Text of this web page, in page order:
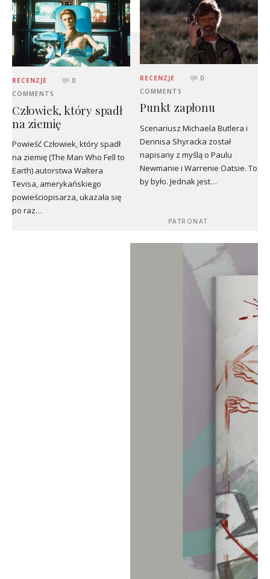
RECENZJE
0
COMMENTS
Człowiek, który spadł
na ziemię
Powieść Człowiek, który spadł
na ziemię (The Man Who Fell to
Earth) autorstwa Waltera
Tevisa, amerykańskiego
powieściopisarza, ukazała się
po raz…
RECENZJE
0
COMMENTS
Punkt zapłonu
Scenariusz Michaela Butlera i
Dennisa Shyracka został
napisany z myślą o Paulu
Newmanie i Warrenie Oatsie. To
by było. Jednak jest…
PATRONAT